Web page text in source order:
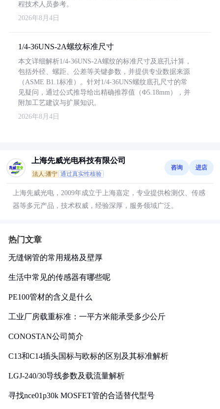
程技术人员参考。
2026年8月4日
1/4-36UNS-2A螺纹标准尺寸
本文详细解析1/4-36UNS-2A螺纹的标准尺寸及底孔计算，
包括外径、螺距、公差等关键参数，并提供专业数据来源
（ASME B1.1标准）。针对1/4-36UNS螺纹底孔尺寸的常
见疑问，通过公式推导给出精确推荐值（Φ5.18mm），并
附加工艺建议与扩展知识。
2026年8月4日
上海先威光电科技有限公司
法人:潘宁 通过真实性核验
咨询 进店
上海先威光电，2009年成立于上海嘉定，专业提供检测仪、传感
器等多元产品，技术权威，经验深厚，服务领域广泛。
热门文章
无缝钢管的常用规格及壁厚
生活中常见的传感器有哪些呢
PE100管材的含义是什么
工业厂房载重标准：一平方米能承受多少公斤
CONOSTAN公司简介
C13和C14插头国标与欧标的区别及其标准解析
LGJ-240/30导线参数及载流量解析
寻找nce01p30k MOSFET管的合适替代型号